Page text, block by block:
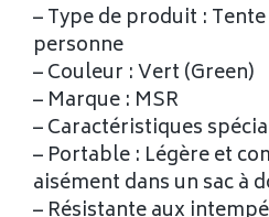
– Type de produit :
personne
– Couleur : Vert (Green)
– Marque : MSR
– Caractéristiques
– Portable : Légère et
aisément dans un sac à